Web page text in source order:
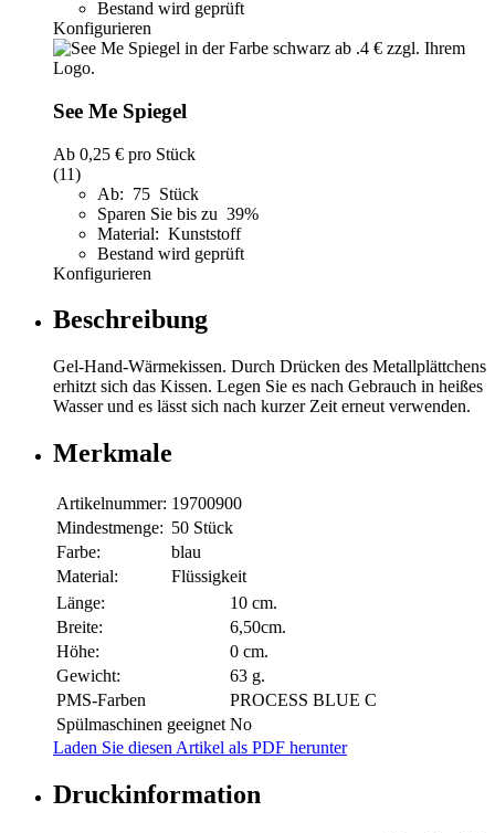
Bestand wird geprüft
Konfigurieren
See Me Spiegel
Ab 0,25 € pro Stück
(11)
Ab: 75 Stück
Sparen Sie bis zu 39%
Material: Kunststoff
Bestand wird geprüft
Konfigurieren
Beschreibung
Gel-Hand-Wärmekissen. Durch Drücken des Metallplättchens
erhitzt sich das Kissen. Legen Sie es nach Gebrauch in heißes
Wasser und es lässt sich nach kurzer Zeit erneut verwenden.
Merkmale
Artikelnummer: 19700900
Mindestmenge: 50 Stück
Farbe:
blau
Material:
Flüssigkeit
Länge:
10 cm.
Breite:
6,50cm.
Höhe:
0 cm.
Gewicht:
63 g.
PMS-Farben
PROCESS BLUE C
Spülmaschinen geeignet No
Laden Sie diesen Artikel als PDF herunter
Druckinformation